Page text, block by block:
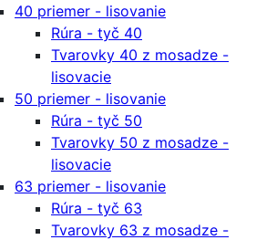
40 priemer - lisovanie
Rúra - tyč 40
Tvarovky 40 z mosadze -
lisovacie
50 priemer - lisovanie
Rúra - tyč 50
Tvarovky 50 z mosadze -
lisovacie
63 priemer - lisovanie
Rúra - tyč 63
Tvarovky 63 z mosadze -